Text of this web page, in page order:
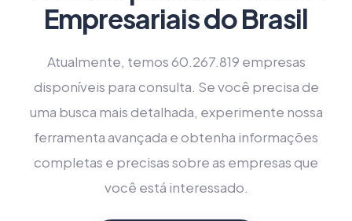
Empresariais do Brasil
Atualmente, temos 60.267.819 empresas
disponíveis para consulta. Se você precisa de
uma busca mais detalhada, experimente nossa
ferramenta avançada e obtenha informações
completas e precisas sobre as empresas que
você está interessado.